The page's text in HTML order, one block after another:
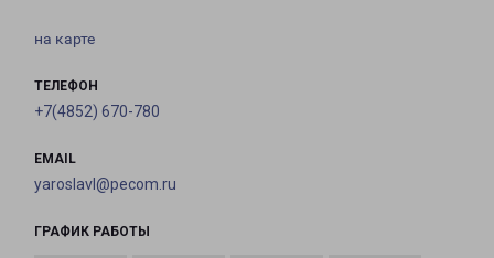
на карте
ТЕЛЕФОН
+7(4852) 670-780
EMAIL
yaroslavl@pecom.ru
ГРАФИК РАБОТЫ